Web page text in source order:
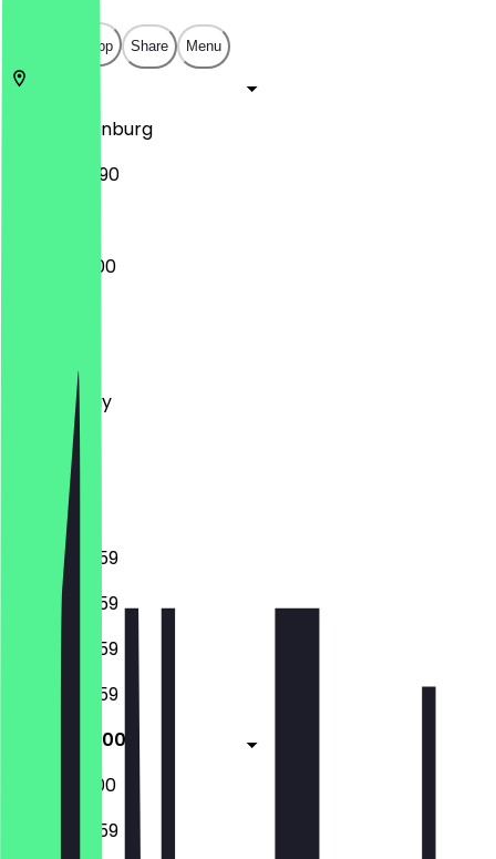
Open in app Share Menu
Oldenburg
Lange Str. 90
08:30 - 01:00
Tuesday
Wednesday
Thursday
Saturday
Sunday
08:30 - 23:59
08:30 - 23:59
08:30 - 23:59
08:30 - 23:59
08:30 - 01:00
08:30 - 01:00
09:00 - 23:59